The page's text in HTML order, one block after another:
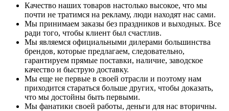
Качество наших товаров настолько высокое, что мы
почти не тратимся на рекламу, люди находят нас сами.
Мы принимаем заказы без праздников и выходных. Все
ради того, чтобы клиент был счастлив.
Мы являемся официальными дилерами большинства
брендов, которые предлагаем, следовательно,
гарантируем прямые поставки, наличие, заводское
качество и быструю доставку.
Мы еще не первые в своей отрасли и поэтому нам
приходится стараться больше других, чтобы доказать,
что мы достойны быть первыми.
Мы фанатики своей работы, деньги для нас вторичны.